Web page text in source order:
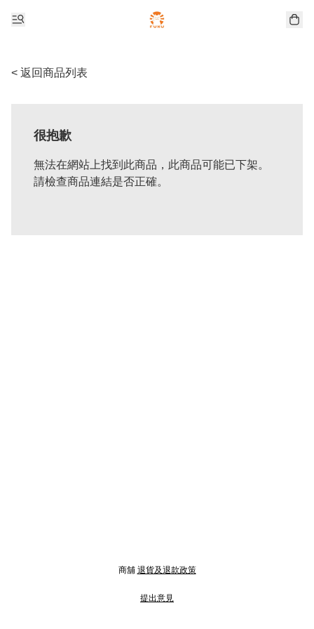
< 返回商品列表
很抱歉
無法在網站上找到此商品，此商品可能已下架。
請檢查商品連結是否正確。
商舖 退貨及退款政策
提出意見